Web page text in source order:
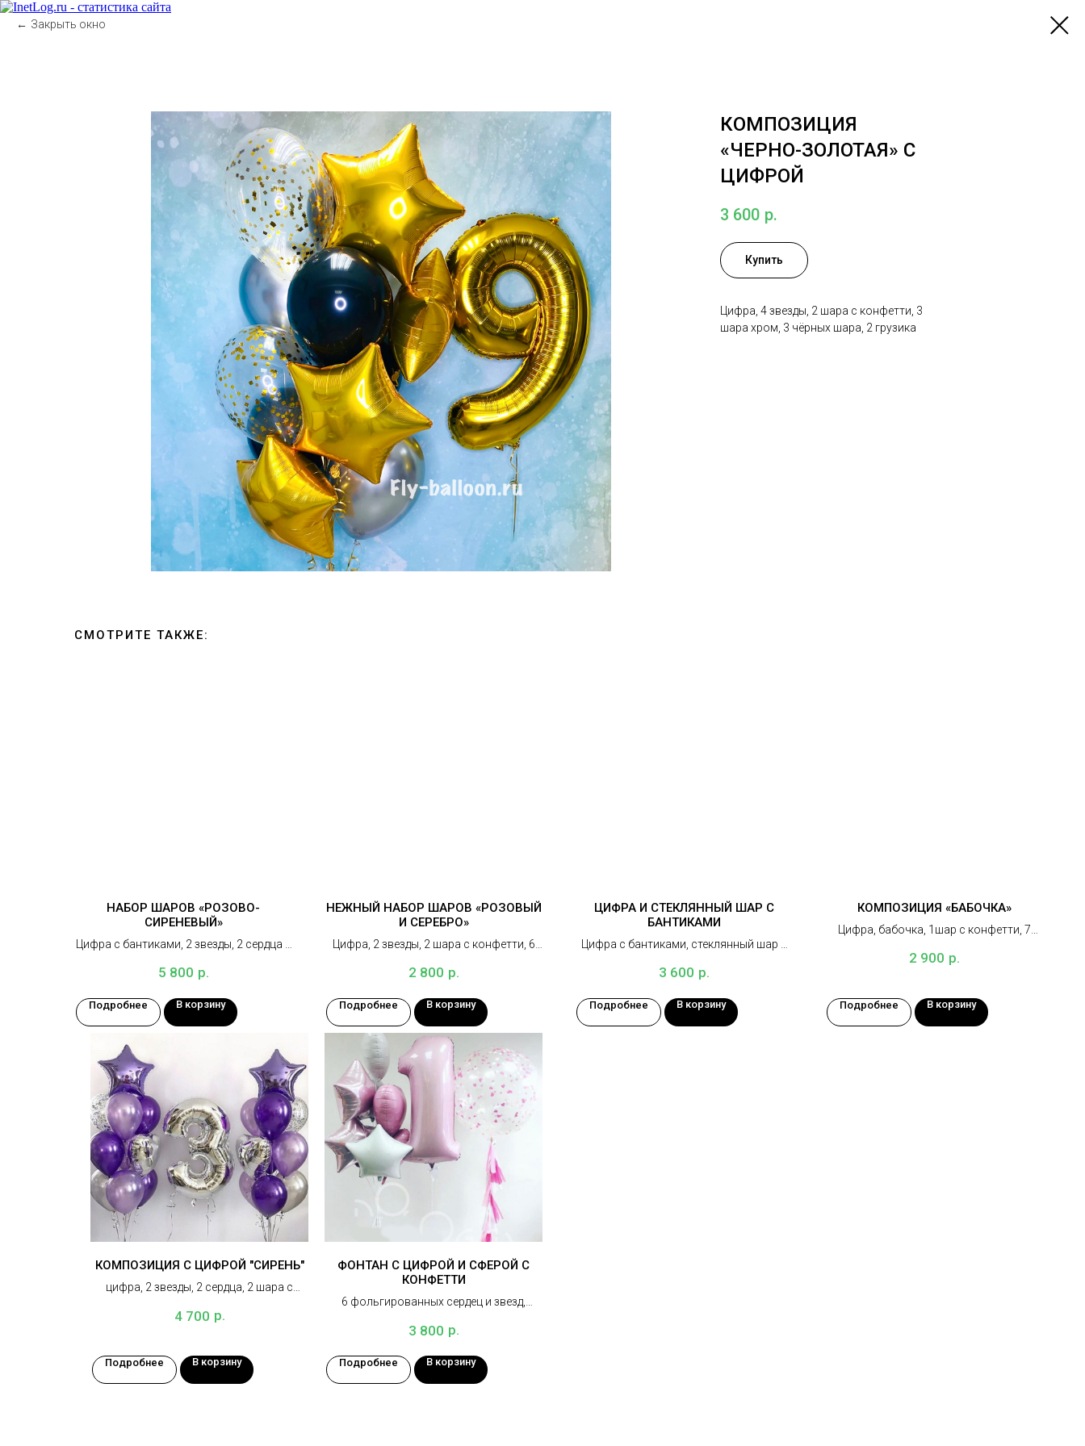
Закрыть окно
КОМПОЗИЦИЯ
«ЧЕРНО-ЗОЛОТАЯ» С
ЦИФРОЙ
3 600 р.
Купить
Цифра, 4 звезды, 2 шара с конфетти, 3
шара хром, 3 чёрных шара, 2 грузика
СМОТРИТЕ ТАКЖЕ:
НАБОР ШАРОВ «РОЗОВО-
СИРЕНЕВЫЙ»
Цифра с бантиками, 2 звезды, 2 сердца с
латексных шаров, 3 грузика
5 800 р.
Подробнее В корзину
НЕЖНЫЙ НАБОР ШАРОВ «РОЗОВЫЙ
И СЕРЕБРО»
Цифра, 2 звезды, 2 шара с конфетти, 6
2 800 р.
Подробнее В корзину
ЦИФРА И СТЕКЛЯННЫЙ ШАР С
БАНТИКАМИ
Цифра с бантиками, стеклянный шар с
3 600 р.
Подробнее В корзину
КОМПОЗИЦИЯ «БАБОЧКА»
Цифра, бабочка, 1шар с конфетти, 7
2 900 р.
Подробнее В корзину
КОМПОЗИЦИЯ С ЦИФРОЙ "СИРЕНЬ"
цифра, 2 звезды, 2 сердца, 2 шара с
4 700 р.
Подробнее В корзину
ФОНТАН С ЦИФРОЙ И СФЕРОЙ С
КОНФЕТТИ
6 фольгированных сердец и звезд,
грузика
3 800 р.
Подробнее В корзину